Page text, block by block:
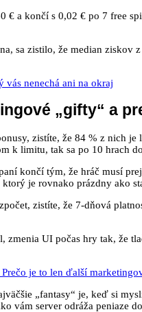
€ a končí s 0,02 € po 7 free
sa zistilo, že median
nenechá ani na okraj
„gifty“ a
zistíte, že 84 % z nich
k limitu, tak sa po 10 hrach
končí tým, že hráč musí
je rovnako prázdny ako
zistíte, že 7‑dňová
zmenia UI počas hry tak, že
je to len ďalší
„fantasy“ je, keď si
vám server odráža peniaze